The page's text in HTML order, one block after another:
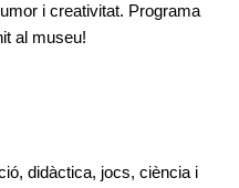
i creativitat. Programa
al museu!
didàctica, jocs, ciència i